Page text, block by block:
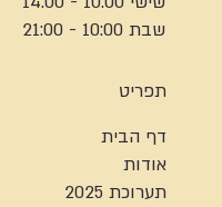
שבת 10:00 - 21:00
תפריט
דף הבית
אודות
תערוכת 2025